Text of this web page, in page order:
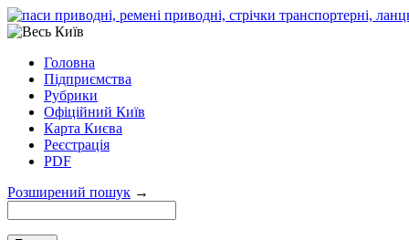
Головна
Підприємства
Рубрики
Офіційний Київ
Карта Києва
Реєстрація
PDF
Розширений пошук →